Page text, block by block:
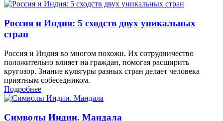
Россия и Индия: 5 сходств двух уникальных
стран
Россия и Индия во многом похожи. Их сотрудничество
положительно влияет на граждан, помогая расширить
кругозор. Знание культуры разных стран делает человека
приятным собеседником.
Подробнее
Символы Индии. Мандала